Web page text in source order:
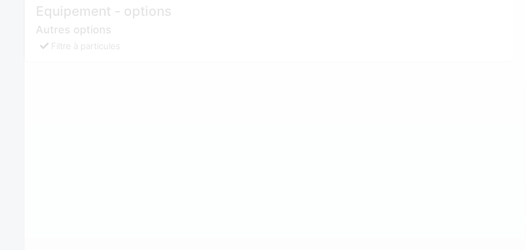
Equipement - options
Autres options
Filtre à particules